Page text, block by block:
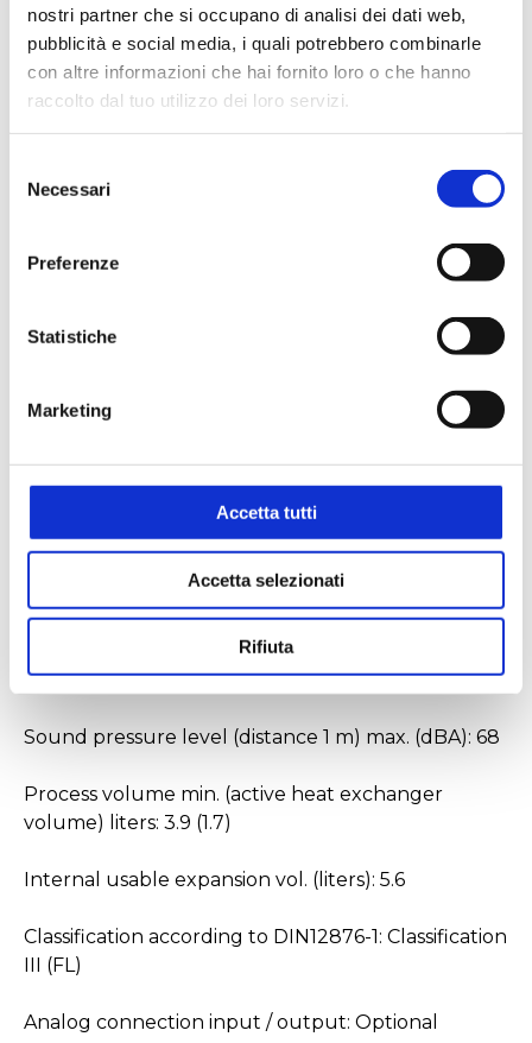
nostri partner che si occupano di analisi dei dati web,
pubblicità e social media, i quali potrebbero combinarle
con altre informazioni che hai fornito loro o che hanno
raccolto dal tuo utilizzo dei loro servizi.
delNecessari
Preferenze
Statistiche
Marketing
Accetta tutti
Accetta selezionati
Rifiuta
°C 200 20 0 -20 -40 -60 -80
kW 1.2 1.2 1.2 1.1 1.1 0.65 0.1
Pump capacity flow rate (l/min): 16 ... 40
Pump capacity flow pressure (bar): 0.3 ... 1.7
Pump connections: M24x1.5
Digital interfaces: RS232, SD memory card, USB,
Optional: RS485, Profibus
Dimensions W x L x H (cm): 43 x 65 x 126
Weight (kg): 167
Sound pressure level (distance 1 m) max. (dBA): 68
Process volume min. (active heat exchanger
volume) liters: 3.9 (1.7)
Internal usable expansion vol. (liters): 5.6
Classification according to DIN12876-1: Classification
III (FL)
Analog connection input / output: Optional